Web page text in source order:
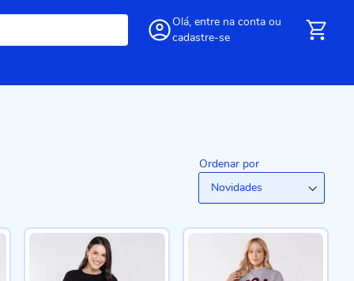
Olá, entre na conta ou
cadastre-se
Ordenar por